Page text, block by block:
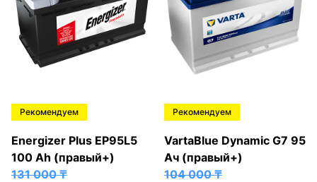
Рекомендуем
Energizer Plus EP95L5
100 Ah (правый+)
131 000₸
Рекомендуем
VartaBlue Dynamic G7 95
Ач (правый+)
104 000₸